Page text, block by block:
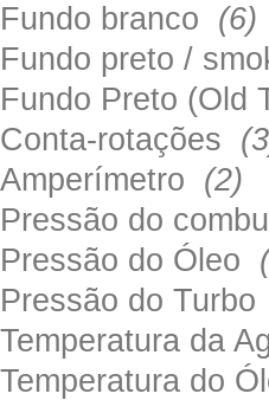
Fundo branco (6)
Fundo preto /
Fundo Preto
Conta-rotações
Amperímetro (2)
Pressão do
Pressão do Óleo
Pressão do Turbo
Temperatura da
Temperatura do